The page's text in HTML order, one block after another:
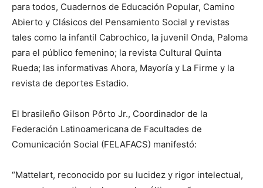
para todos, Cuadernos de Educación Popular, Camino
Abierto y Clásicos del Pensamiento Social y revistas
tales como la infantil Cabrochico, la juvenil Onda, Paloma
para el público femenino; la revista Cultural Quinta
Rueda; las informativas Ahora, Mayoría y La Firme y la
revista de deportes Estadio.
El brasileño Gilson Pôrto Jr., Coordinador de la
Federación Latinoamericana de Facultades de
Comunicación Social (FELAFACS) manifestó:
“Mattelart, reconocido por su lucidez y rigor intelectual,